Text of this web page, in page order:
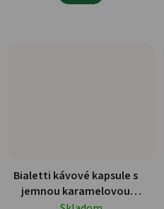
Bialetti kávové kapsule s
jemnou karamelovou